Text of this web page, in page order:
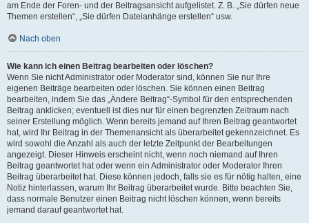
am Ende der Foren- und der Beitragsansicht aufgelistet. Z. B. „Sie dürfen neue
Themen erstellen“, „Sie dürfen Dateianhänge erstellen“ usw.
Nach oben
Wie kann ich einen Beitrag bearbeiten oder löschen?
Wenn Sie nicht Administrator oder Moderator sind, können Sie nur Ihre
eigenen Beiträge bearbeiten oder löschen. Sie können einen Beitrag
bearbeiten, indem Sie das „Ändere Beitrag“-Symbol für den entsprechenden
Beitrag anklicken; eventuell ist dies nur für einen begrenzten Zeitraum nach
seiner Erstellung möglich. Wenn bereits jemand auf Ihren Beitrag geantwortet
hat, wird Ihr Beitrag in der Themenansicht als überarbeitet gekennzeichnet. Es
wird sowohl die Anzahl als auch der letzte Zeitpunkt der Bearbeitungen
angezeigt. Dieser Hinweis erscheint nicht, wenn noch niemand auf Ihren
Beitrag geantwortet hat oder wenn ein Administrator oder Moderator Ihren
Beitrag überarbeitet hat. Diese können jedoch, falls sie es für nötig halten, eine
Notiz hinterlassen, warum Ihr Beitrag überarbeitet wurde. Bitte beachten Sie,
dass normale Benutzer einen Beitrag nicht löschen können, wenn bereits
jemand darauf geantwortet hat.